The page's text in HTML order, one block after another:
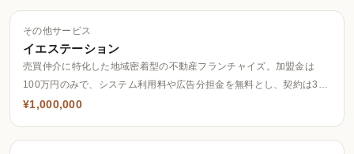
その他サービス
イエステーション
売買仲介に特化した地域密着型の不動産フランチャイズ。加盟金は
100万円のみで、システム利用料や広告分担金を無料とし、契約は3年
ごとの更新で更新料や途中解約の違約金がないことを特徴としてい
¥1,000,000